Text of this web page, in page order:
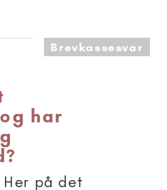
til 15+
Brevkassesvar
har
Her på det